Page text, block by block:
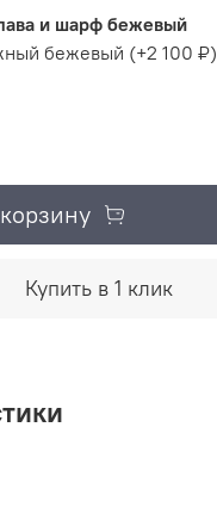
и шарф бежевый
бежевый (+2 100 ₽)
Купить в 1 клик